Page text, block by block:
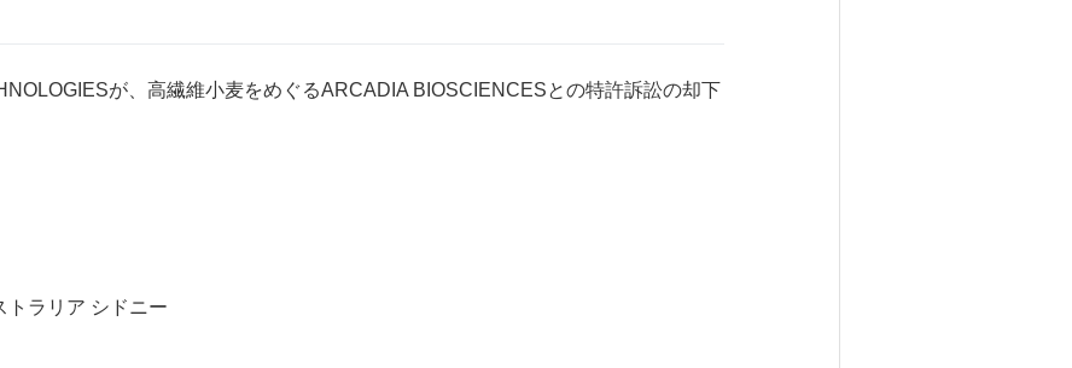
が、高繊維小麦をめぐるARCADIA BIOSCIENCESとの特許訴訟の却下
トラリア シドニー